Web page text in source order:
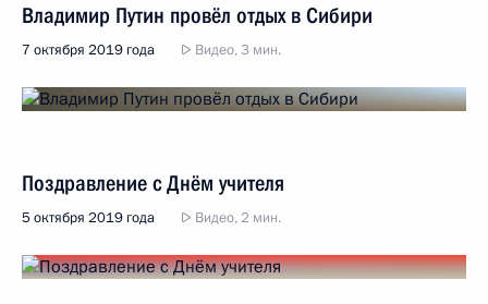
Владимир Путин провёл отдых в Сибири
7 октября 2019 года Видео, 3 мин.
Поздравление с Днём учителя
5 октября 2019 года Видео, 2 мин.